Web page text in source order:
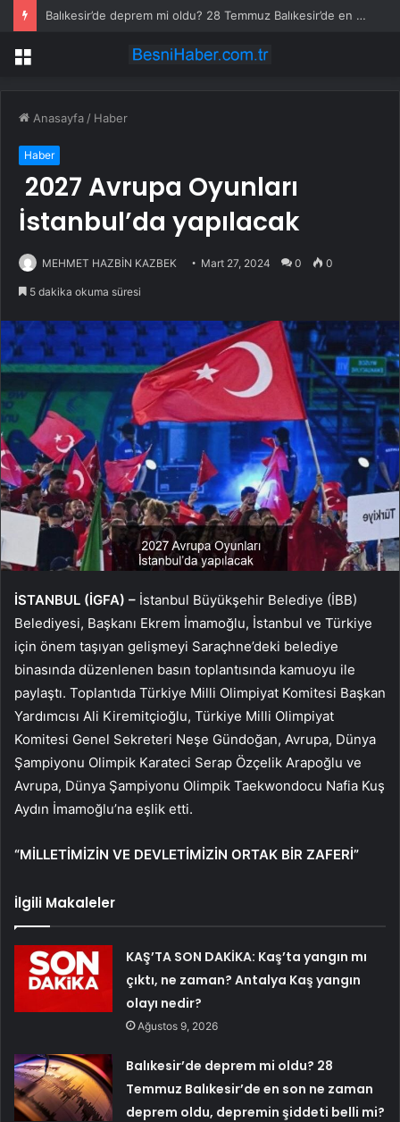
Balıkesir’de deprem mi oldu? 28 Temmuz Balıkesir’de en son ne zaman deprem oldu, depremin şiddeti belli mi?
Menü
Anasayfa / Haber
Haber
2027 Avrupa Oyunları
İstanbul’da yapılacak
MEHMET HAZBİN KAZBEK Mart 27, 2024 0 0
5 dakika okuma süresi
İSTANBUL (İGFA) – İstanbul Büyükşehir Belediye (İBB)
Belediyesi, Başkanı Ekrem İmamoğlu, İstanbul ve Türkiye
için önem taşıyan gelişmeyi Saraçhne’deki belediye
binasında düzenlenen basın toplantısında kamuoyu ile
paylaştı. Toplantıda Türkiye Milli Olimpiyat Komitesi Başkan
Yardımcısı Ali Kiremitçioğlu, Türkiye Milli Olimpiyat
Komitesi Genel Sekreteri Neşe Gündoğan, Avrupa, Dünya
Şampiyonu Olimpik Karateci Serap Özçelik Arapoğlu ve
Avrupa, Dünya Şampiyonu Olimpik Taekwondocu Nafia Kuş
Aydın İmamoğlu’na eşlik etti.
“MİLLETİMİZİN VE DEVLETİMİZİN ORTAK BİR ZAFERİ”
İlgili Makaleler
KAŞ’TA SON DAKİKA: Kaş’ta yangın mı
çıktı, ne zaman? Antalya Kaş yangın
olayı nedir?
Ağustos 9, 2026
Balıkesir’de deprem mi oldu? 28
Temmuz Balıkesir’de en son ne zaman
deprem oldu, depremin şiddeti belli mi?